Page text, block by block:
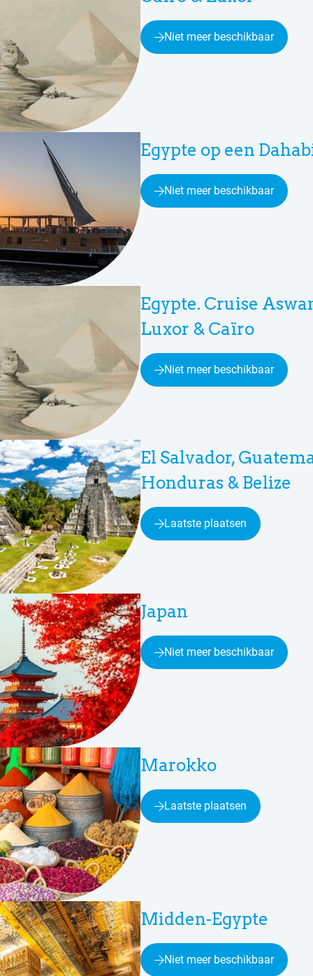
Niet meer beschikbaar
Egypte op een
Niet meer beschikbaar
Egypte. Cruise
Luxor & Caïro
Niet meer beschikbaar
El Salvador,
Honduras & Belize
Laatste plaatsen
Japan
Niet meer beschikbaar
Marokko
Laatste plaatsen
Midden-Egypte
Niet meer beschikbaar